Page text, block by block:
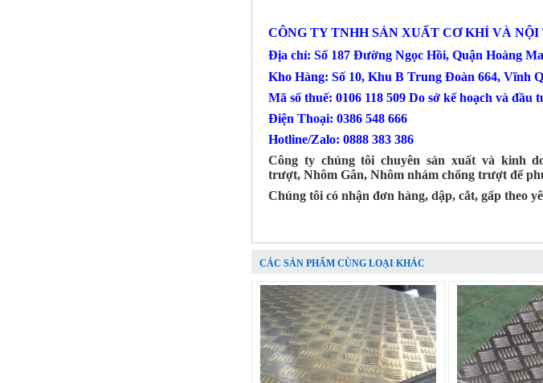
CÔNG TY TNHH SẢN XUẤT CƠ KHÍ VÀ
Địa chỉ: Số 187 Đường Ngọc Hồi, Quận Hoàng
Kho Hàng: Số 10, Khu B Trung Đoàn 664, Vĩnh
Mã số thuế: 0106 118 509 Do sở kế hoạch và
Điện Thoại: 0386 548 666
Hotline/Zalo: 0888 383 386
Công ty chúng tôi chuyên sản xuất và kinh
trượt, Nhôm Gân, Nhôm nhám chống trượt để
Chúng tôi có nhận đơn hàng, dập, cắt, gấp theo
CÁC SẢN PHẨM CÙNG LOẠI KHÁC